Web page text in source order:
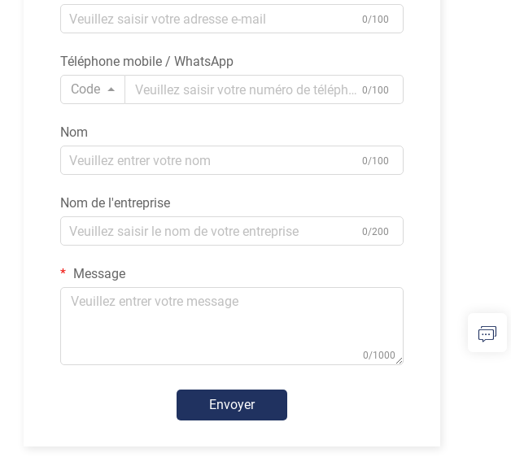
0/100
Téléphone mobile / WhatsApp
Code
0/100
Nom
0/100
Nom de l'entreprise
0/200
Message
0/1000
Envoyer